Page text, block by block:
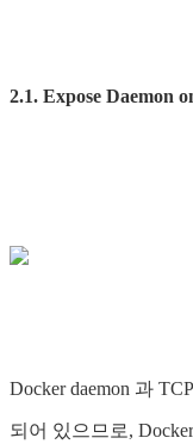
2.1. Expose Daemon
Docker daemon 과
되어 있으므로,